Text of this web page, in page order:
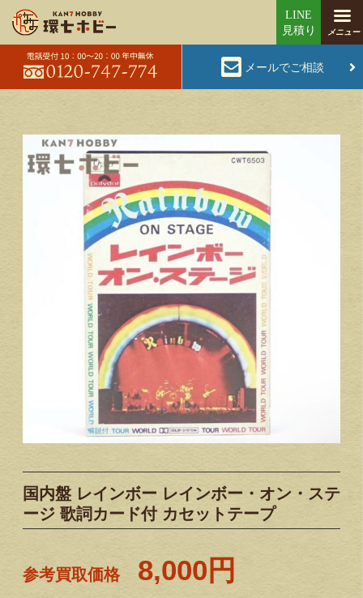
メールでご相談
国内盤 レインボー レインボー・オン・ステ
ージ 歌詞カード付 カセットテープ
参考買取価格 8,000円